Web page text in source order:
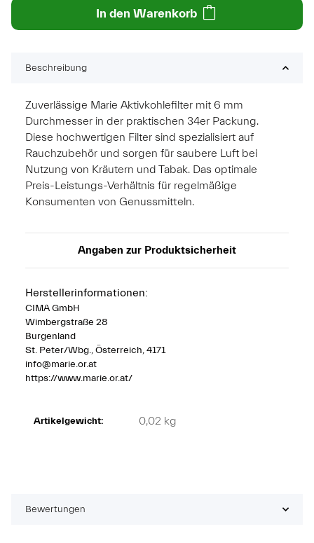
In den Warenkorb
Beschreibung
Zuverlässige Marie Aktivkohlefilter mit 6 mm
Durchmesser in der praktischen 34er Packung.
Diese hochwertigen Filter sind spezialisiert auf
Rauchzubehör und sorgen für saubere Luft bei
Nutzung von Kräutern und Tabak. Das optimale
Preis-Leistungs-Verhältnis für regelmäßige
Konsumenten von Genussmitteln.
Angaben zur Produktsicherheit
Herstellerinformationen:
CIMA GmbH
Wimbergstraße 28
Burgenland
St. Peter/Wbg., Österreich, 4171
info@marie.or.at
https://www.marie.or.at/
Artikelgewicht: 0,02 kg
Bewertungen